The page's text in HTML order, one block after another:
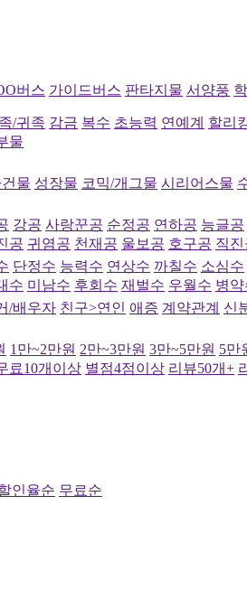
버스 가이드버스 판타지물 서양풍
/귀족 감금 복수 초능력 연예계 할리
물
물 성장물 코믹/개그물 시리어스물
강공 사랑꾼공 순정공 연하공 능글공
공 귀염공 천재공 울보공 호구공 직진
단정수 능력수 연상수 까칠수 소심수
수 미남수 후회수 재벌수 우월수 병약
/배우자 친구>연인 애증 계약관계 신
1만~2만원 2만~3만원 3만~5만원 5만
료10개이상 별점4점이상 리뷰50개+
인율순 무료순